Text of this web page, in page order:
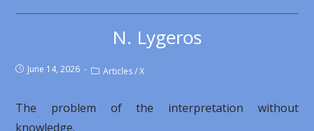
N. Lygeros
June 14, 2026 Articles / X
The problem of the interpretation without
knowledge.